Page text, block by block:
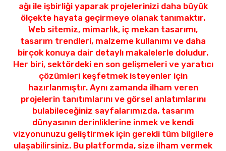
ağı ile işbirliği yaparak projelerinizi daha büyük
ölçekte hayata geçirmeye olanak tanımaktır.
Web sitemiz, mimarlık, iç mekan tasarımı,
tasarım trendleri, malzeme kullanımı ve daha
birçok konuya dair detaylı makalelerle doludur.
Her biri, sektördeki en son gelişmeleri ve yaratıcı
çözümleri keşfetmek isteyenler için
hazırlanmıştır. Aynı zamanda ilham veren
projelerin tanıtımlarını ve görsel anlatımlarını
bulabileceğiniz sayfalarımızda, tasarım
dünyasının derinliklerine inmek ve kendi
vizyonunuzu geliştirmek için gerekli tüm bilgilere
ulaşabilirsiniz. Bu platformda, size ilham vermek